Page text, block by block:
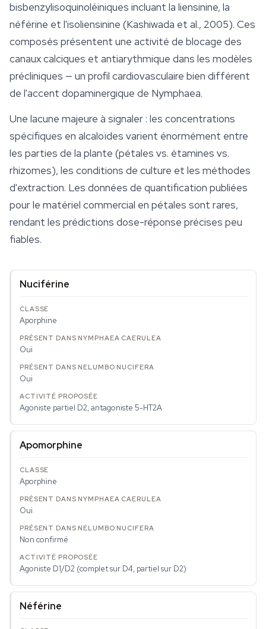
bisbenzylisoquinoléiniques incluant la liensinine, la
néférine et l'isoliensinine (Kashiwada et al., 2005). Ces
composés présentent une activité de blocage des
canaux calciques et antiarythmique dans les modèles
précliniques — un profil cardiovasculaire bien différent
de l'accent dopaminergique de Nymphaea.
Une lacune majeure à signaler : les concentrations
spécifiques en alcaloïdes varient énormément entre
les parties de la plante (pétales vs. étamines vs.
rhizomes), les conditions de culture et les méthodes
d'extraction. Les données de quantification publiées
pour le matériel commercial en pétales sont rares,
rendant les prédictions dose-réponse précises peu
fiables.
Nuciférine
Aporphine
Oui
Oui
Agoniste partiel D2, antagoniste 5-HT2A
Apomorphine
Aporphine
Oui
Non confirmé
Agoniste D1/D2 (complet sur D4, partiel sur D2)
Néférine